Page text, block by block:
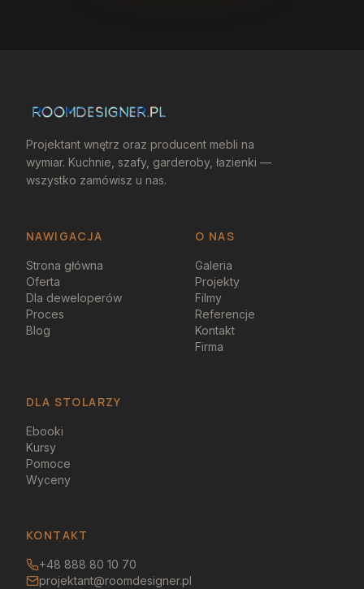
Projektant wnętrz oraz producent mebli na
wymiar. Kuchnie, szafy, garderoby, łazienki —
wszystko zamówisz u nas.
NAWIGACJA O NAS
Strona główna
Oferta
Dla deweloperów
Proces
Blog
Galeria
Projekty
Filmy
Referencje
Kontakt
Firma
DLA STOLARZY
Ebooki
Kursy
Pomoce
Wyceny
KONTAKT
+48 888 80 10 70
projektant@roomdesigner.pl